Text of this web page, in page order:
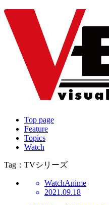
Top page
Feature
Topics
Watch
Tag：TVシリーズ
WatchAnime
2021.09.18